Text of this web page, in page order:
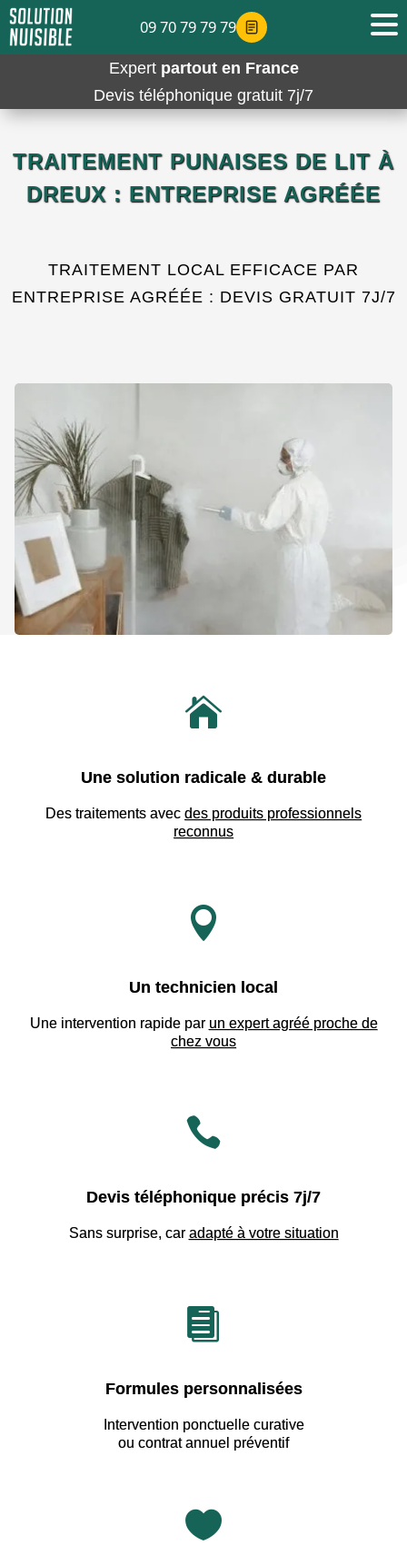
Expert partout en France
Devis téléphonique gratuit 7j/7
TRAITEMENT PUNAISES DE LIT À
DREUX : ENTREPRISE AGRÉÉE
TRAITEMENT LOCAL EFFICACE PAR
ENTREPRISE AGRÉÉE : DEVIS GRATUIT 7J/7

Une solution radicale & durable
Des traitements avec des produits professionnels
reconnus

Un technicien local
Une intervention rapide par un expert agréé proche de
chez vous

Devis téléphonique précis 7j/7
Sans surprise, car adapté à votre situation

Formules personnalisées
Intervention ponctuelle curative
ou contrat annuel préventif

09 70 79 79 79